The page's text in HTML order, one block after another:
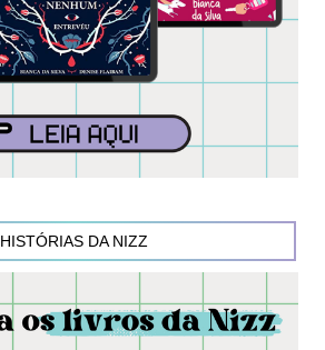
HISTÓRIAS DA NIZZ